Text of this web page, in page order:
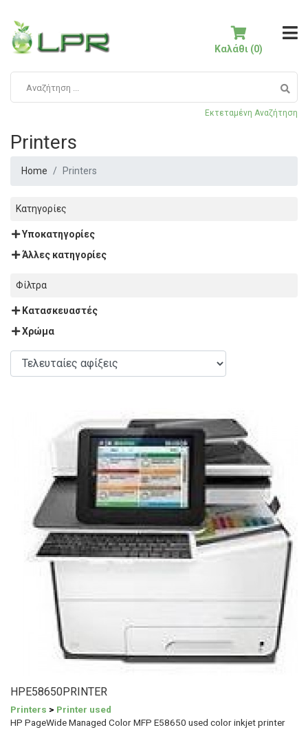
Εκτεταμένη Αναζήτηση
Καλάθι (0)
Printers
Home Printers
Κατηγορίες
Υποκατηγορίες
Άλλες κατηγορίες
Φίλτρα
Κατασκευαστές
Χρώμα
HPE58650PRINTER
Printers > Printer used
HP PageWide Managed Color MFP E58650 used color inkjet printer